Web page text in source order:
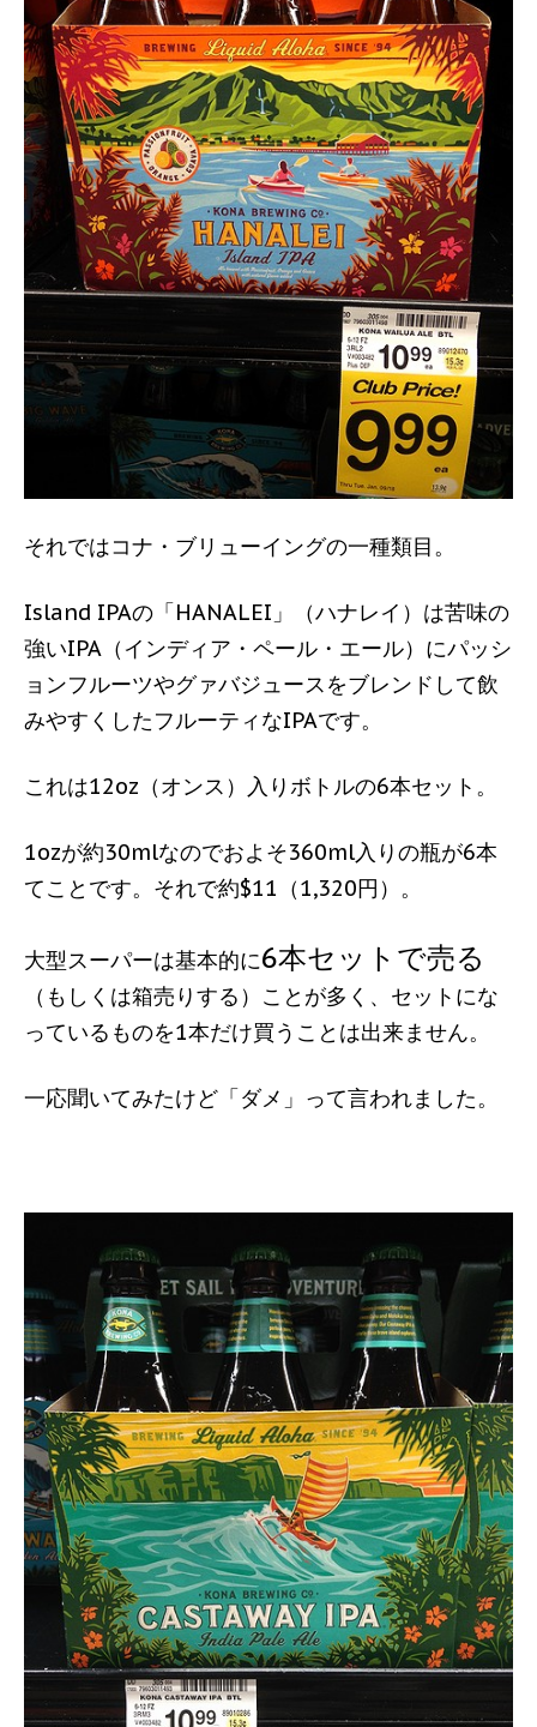
それではコナ・ブリューイングの一種類目。
Island IPAの「HANALEI」（ハナレイ）は苦味の
強いIPA（インディア・ペール・エール）にパッシ
ョンフルーツやグァバジュースをブレンドして飲
みやすくしたフルーティなIPAです。
これは12oz（オンス）入りボトルの6本セット。
1ozが約30mlなのでおよそ360ml入りの瓶が6本
てことです。それで約$11（1,320円）。
大型スーパーは基本的に6本セットで売る
（もしくは箱売りする）ことが多く、セットにな
っているものを1本だけ買うことは出来ません。
一応聞いてみたけど「ダメ」って言われました。